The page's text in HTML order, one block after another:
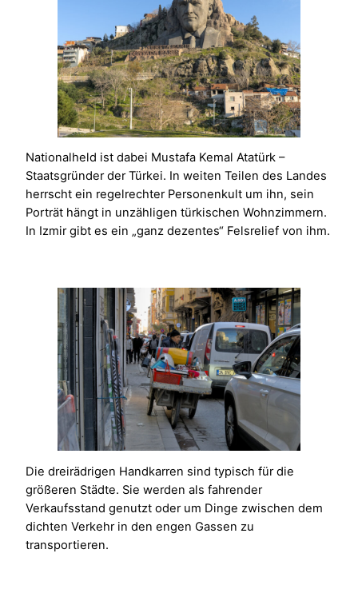
Nationalheld ist dabei Mustafa Kemal Atatürk –
Staatsgründer der Türkei. In weiten Teilen des Landes
herrscht ein regelrechter Personenkult um ihn, sein
Porträt hängt in unzähligen türkischen Wohnzimmern.
In Izmir gibt es ein „ganz dezentes“ Felsrelief von ihm.
Die dreirädrigen Handkarren sind typisch für die
größeren Städte. Sie werden als fahrender
Verkaufsstand genutzt oder um Dinge zwischen dem
dichten Verkehr in den engen Gassen zu
transportieren.